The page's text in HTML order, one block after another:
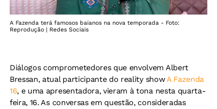
A Fazenda terá famosos baianos na nova temporada - Foto:
Reprodução | Redes Sociais
Diálogos comprometedores que envolvem Albert
Bressan, atual participante do reality showA Fazenda
16, e uma apresentadora, vieram à tona nesta quarta-
feira, 16. As conversas em questão, consideradas